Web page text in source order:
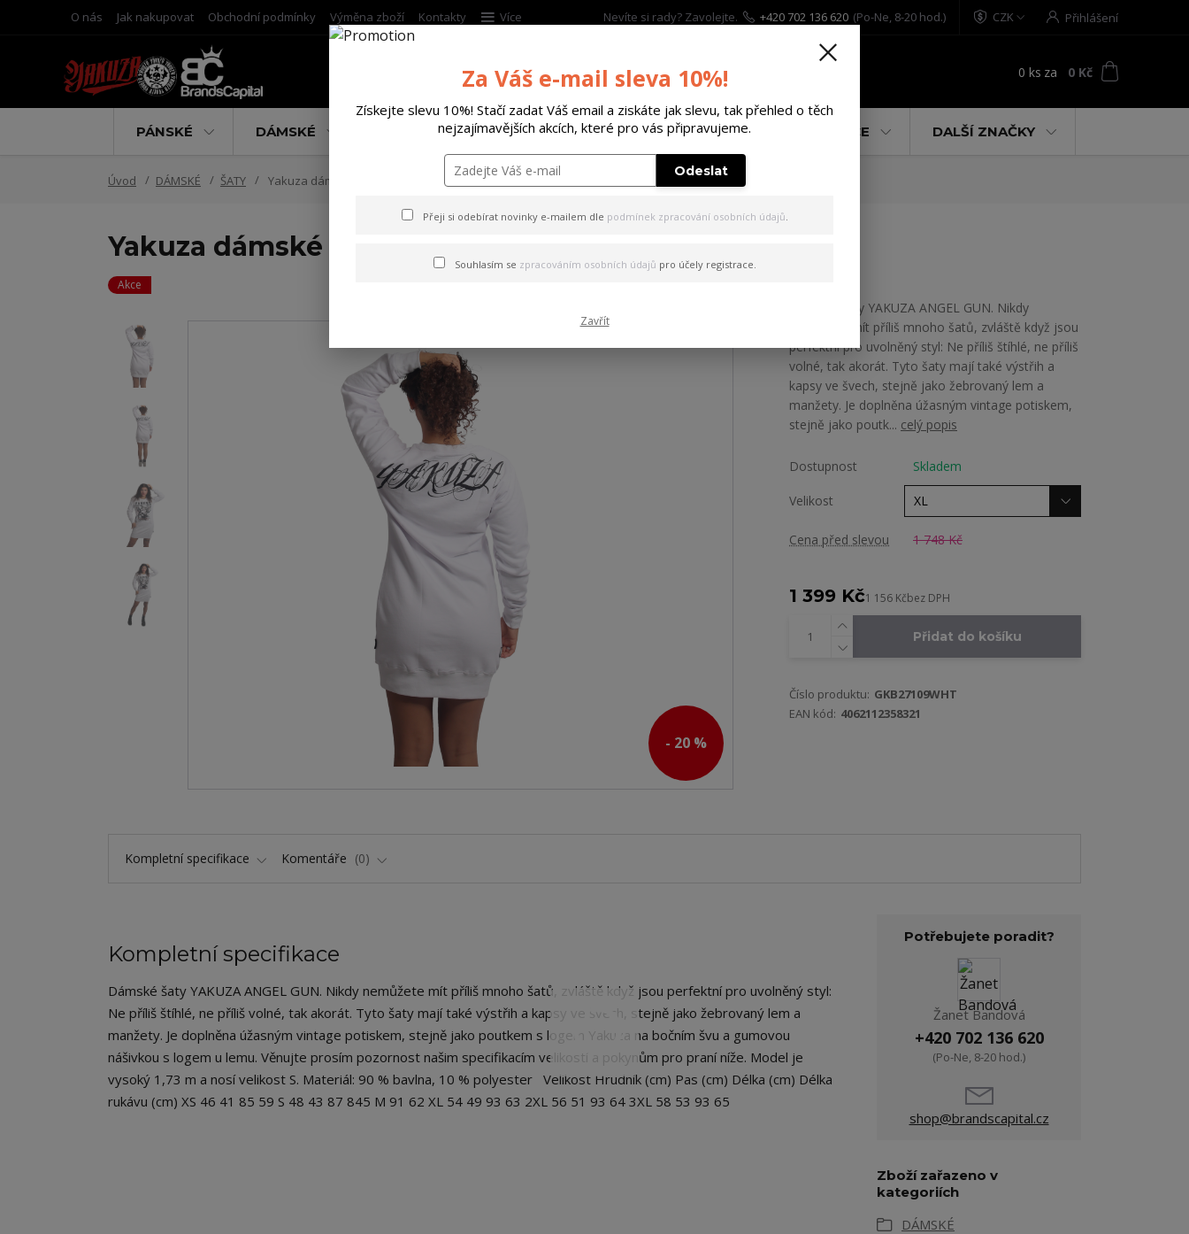
O nás Jak nakupovat Obchodní podmínky Výměna zboží Kontakty Více CZK Přihlášení
Nevíte si rady? Zavolejte. +420 702 136 620 (Po-Ne, 8-20 hod.)
0 ks za 0 Kč
PÁNSKÉ DÁMSKÉ DOPLŇKY DÁRKOVÉ POUKAZY % AKCE DALŠÍ ZNAČKY
Úvod DÁMSKÉ ŠATY Yakuza dámské šaty Angel Gun Sweat Dress white XL
Yakuza dámské šaty Angel Gun Sweat Dress white XL
Akce
- 20 %
Dámské šaty YAKUZA ANGEL GUN. Nikdy
nemůžete mít příliš mnoho šatů, zvláště když jsou
perfektní pro uvolněný styl: Ne příliš štíhlé, ne příliš
volné, tak akorát. Tyto šaty mají také výstřih a
kapsy ve švech, stejně jako žebrovaný lem a
manžety. Je doplněna úžasným vintage potiskem,
stejně jako poutk... celý popis
Dostupnost Skladem
Velikost
Cena před slevou 1 748 Kč
1 399 Kč1 156 Kčbez DPH
Přidat do košíku
Číslo produktu: GKB27109WHT
EAN kód: 4062112358321
Kompletní specifikace Komentáře 0
Kompletní specifikace
Dámské šaty YAKUZA ANGEL GUN. Nikdy nemůžete mít příliš mnoho šatů, zvláště když jsou perfektní pro uvolněný styl:
Ne příliš štíhlé, ne příliš volné, tak akorát. Tyto šaty mají také výstřih a kapsy ve švech, stejně jako žebrovaný lem a
manžety. Je doplněna úžasným vintage potiskem, stejně jako poutkem s logem Yakuza na bočním švu a gumovou
nášivkou s logem u lemu. Věnujte prosím pozornost našim specifikacím velikostí a pokynům pro praní níže. Model je
vysoký 1,73 m a nosí velikost S. Materiál: 90 % bavlna, 10 % polyester Velikost Hrudník (cm) Pas (cm) Délka (cm) Délka
rukávu (cm) XS 46 41 85 59 S 48 43 87 845 M 91 62 XL 54 49 93 63 2XL 56 51 93 64 3XL 58 53 93 65
Potřebujete poradit?
Žanet Bandová
+420 702 136 620
(Po-Ne, 8-20 hod.)
shop@brandscapital.cz
Zboží zařazeno v
kategoriích
DÁMSKÉ
Za Váš e-mail sleva 10%!
Získejte slevu 10%! Stačí zadat Váš email a ziskáte jak slevu, tak přehled o těch
nejzajímavějších akcích, které pro vás připravujeme.
Odeslat
Přeji si odebírat novinky e-mailem dle podmínek zpracování osobních údajů.
Souhlasím se zpracováním osobních údajů pro účely registrace.
Zavřít